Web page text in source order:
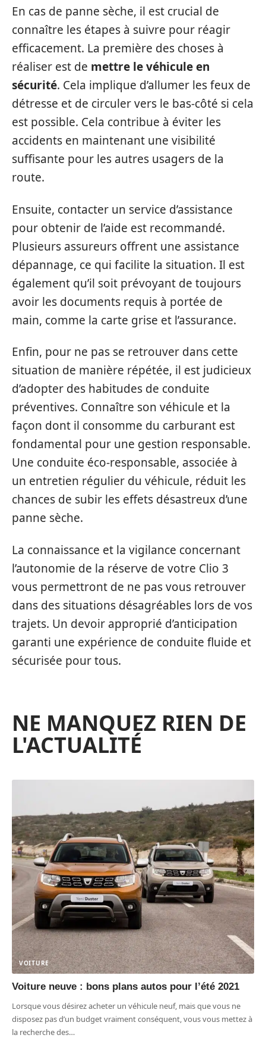
En cas de panne sèche, il est crucial de
connaître les étapes à suivre pour réagir
efficacement. La première des choses à
réaliser est de mettre le véhicule en
sécurité. Cela implique d’allumer les feux de
détresse et de circuler vers le bas-côté si cela
est possible. Cela contribue à éviter les
accidents en maintenant une visibilité
suffisante pour les autres usagers de la
route.
Ensuite, contacter un service d’assistance
pour obtenir de l’aide est recommandé.
Plusieurs assureurs offrent une assistance
dépannage, ce qui facilite la situation. Il est
également qu’il soit prévoyant de toujours
avoir les documents requis à portée de
main, comme la carte grise et l’assurance.
Enfin, pour ne pas se retrouver dans cette
situation de manière répétée, il est judicieux
d’adopter des habitudes de conduite
préventives. Connaître son véhicule et la
façon dont il consomme du carburant est
fondamental pour une gestion responsable.
Une conduite éco-responsable, associée à
un entretien régulier du véhicule, réduit les
chances de subir les effets désastreux d’une
panne sèche.
La connaissance et la vigilance concernant
l’autonomie de la réserve de votre Clio 3
vous permettront de ne pas vous retrouver
dans des situations désagréables lors de vos
trajets. Un devoir approprié d’anticipation
garanti une expérience de conduite fluide et
sécurisée pour tous.
NE MANQUEZ RIEN DE
L'ACTUALITÉ
VOITURE
Voiture neuve : bons plans autos pour l’été 2021
Lorsque vous désirez acheter un véhicule neuf, mais que vous ne
disposez pas d’un budget vraiment conséquent, vous vous mettez à
la recherche des…